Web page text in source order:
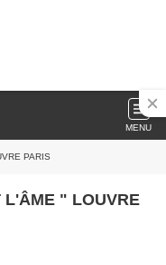
MENU
PARIS
L'ÂME " LOUVRE